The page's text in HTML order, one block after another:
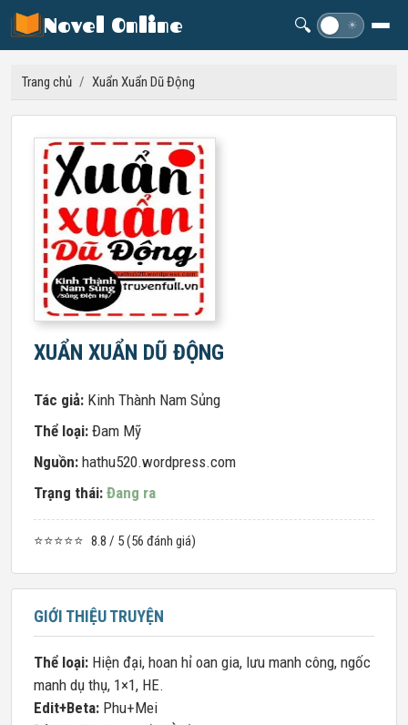
Novel Online 🔍 ☀
Trang chủ / Xuẩn Xuẩn Dũ Động
XUẨN XUẨN DŨ ĐỘNG
Tác giả: Kinh Thành Nam Sủng
Thể loại: Đam Mỹ
Nguồn: hathu520.wordpress.com
Trạng thái: Đang ra
⭐⭐⭐⭐⭐ 8.8 / 5 (56 đánh giá)
GIỚI THIỆU TRUYỆN
Thể loại: Hiện đại, hoan hỉ oan gia, lưu manh công, ngốc
manh dụ thụ, 1×1, HE.
Edit+Beta: Phu+Mei